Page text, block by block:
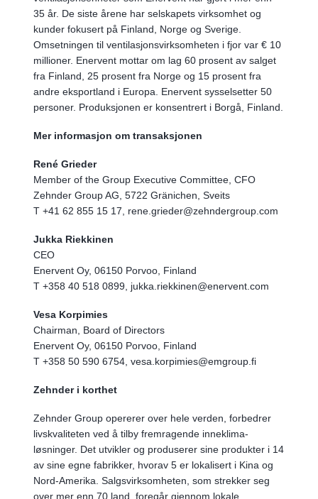
35 år. De siste årene har selskapets virksomhet og
kunder fokusert på Finland, Norge og Sverige.
Omsetningen til ventilasjonsvirksomheten i fjor var € 10
millioner. Enervent mottar om lag 60 prosent av salget
fra Finland, 25 prosent fra Norge og 15 prosent fra
andre eksportland i Europa. Enervent sysselsetter 50
personer. Produksjonen er konsentrert i Borgå, Finland.
Mer informasjon om transaksjonen
René Grieder
Member of the Group Executive Committee, CFO
Zehnder Group AG, 5722 Gränichen, Sveits
T +41 62 855 15 17, rene.grieder@zehndergroup.com
Jukka Riekkinen
CEO
Enervent Oy, 06150 Porvoo, Finland
T +358 40 518 0899, jukka.riekkinen@enervent.com
Vesa Korpimies
Chairman, Board of Directors
Enervent Oy, 06150 Porvoo, Finland
T +358 50 590 6754, vesa.korpimies@emgroup.fi
Zehnder i korthet
Zehnder Group opererer over hele verden, forbedrer
livskvaliteten ved å tilby fremragende inneklima-
løsninger. Det utvikler og produserer sine produkter i 14
av sine egne fabrikker, hvorav 5 er lokalisert i Kina og
Nord-Amerika. Salgsvirksomheten, som strekker seg
over mer enn 70 land, foregår gjennom lokale